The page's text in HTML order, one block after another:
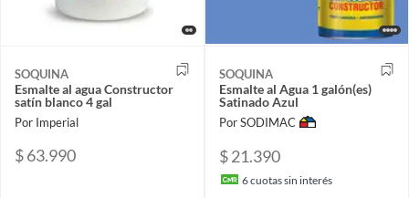
SOQUINA
Esmalte al agua Constructor
satín blanco 4 gal
Por Imperial
$ 63.990
SOQUINA
Esmalte al Agua 1 galón(es)
Satinado Azul
Por SODIMAC
$ 21.390
6cuotas sin interés